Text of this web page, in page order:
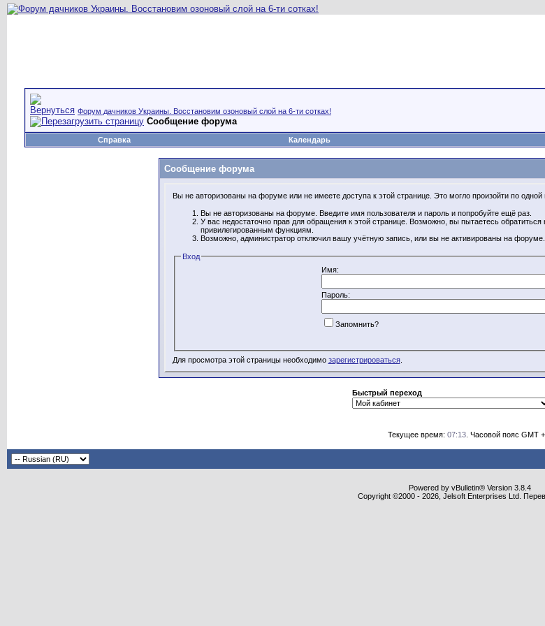
Форум дачников Украины. Восстановим озоновый слой на 6-ти сотках!
Сообщение форума
Справка Календарь
Сообщение форума
Вы не авторизованы на форуме или не имеете доступа к этой странице. Это могло произойти по одной
Вы не авторизованы на форуме. Введите имя пользователя и пароль и попробуйте ещё раз.
У вас недостаточно прав для обращения к этой странице. Возможно, вы пытаетесь
привилегированным функциям.
Возможно, администратор отключил вашу учётную запись, или вы не активированы на форуме.
Вход
Имя:
Пароль:
Запомнить?
Для просмотра этой страницы необходимо зарегистрироваться.
Быстрый переход
Текущее время: 07:13 . Часовой пояс GMT
Powered by vBulletin® Version 3.8.4
Copyright ©2000 - 2026, Jelsoft Enterprises Ltd.